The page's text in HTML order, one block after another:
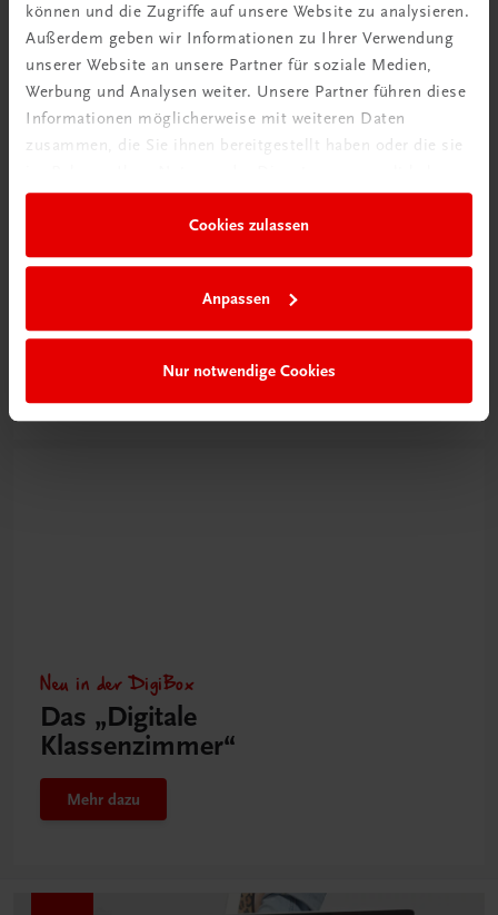
können und die Zugriffe auf unsere Website zu analysieren.
Außerdem geben wir Informationen zu Ihrer Verwendung
unserer Website an unsere Partner für soziale Medien,
Werbung und Analysen weiter. Unsere Partner führen diese
Informationen möglicherweise mit weiteren Daten
zusammen, die Sie ihnen bereitgestellt haben oder die sie
Cookies zulassen
Anpassen
Nur notwendige Cookies
Neu in der DigiBox
Das „Digitale
Klassenzimmer“
Mehr dazu